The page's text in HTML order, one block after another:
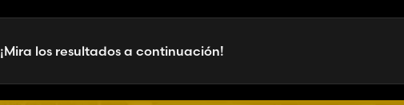
¡Mira los resultados a continuación!